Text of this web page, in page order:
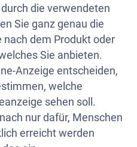
die verwendeten
Sie ganz genau die
dem Produkt oder
Sie anbieten.
Anzeige entscheiden,
welche
sehen soll.
nur dafür, Menschen
erreicht werden